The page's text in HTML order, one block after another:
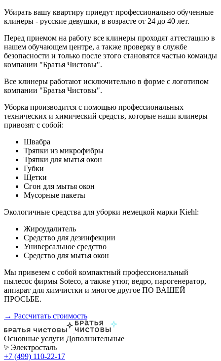
Убирать вашу квартиру приедут профессионально обученные
клинеры - русские девушки, в возрасте от 24 до 40 лет.
Перед приемом на работу все клинеры проходят аттестацию в
нашем обучающем центре, а также проверку в службе
безопасности и только после этого становятся частью команды
компании "Братья Чистовы".
Все клинеры работают исключительно в форме с логотипом
компании "Братья Чистовы".
Уборка производится с помощью профессиональных
технических и химический средств, которые наши клинеры
привозят с собой:
Швабра
Тряпки из микрофибры
Тряпки для мытья окон
Губки
Щетки
Сгон для мытья окон
Мусорные пакеты
Экологичные средства для уборки немецкой марки Kiehl:
Жироудалитель
Средство для дезинфекции
Универсальное средство
Средство для мытья окон
Мы привезем с собой компактный профессиональный
пылесос фирмы Soteco, а также утюг, ведро, парогенератор,
аппарат для химчистки и многое другое ПО ВАШЕЙ
ПРОСЬБЕ.
→ Рассчитать стоимость
Основные услуги Дополнительные
Электросталь
+7 (499) 110-22-17